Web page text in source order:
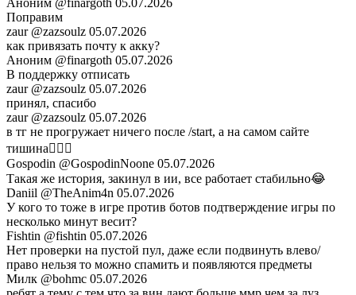
Аноним @finargoth 05.07.2026
Поправим
zaur @zazsoulz 05.07.2026
как привязать почту к акку?
Аноним @finargoth 05.07.2026
В поддержку отписать
zaur @zazsoulz 05.07.2026
принял, спасибо
zaur @zazsoulz 05.07.2026
в тг не прогружает ничего после /start, а на самом сайте
тишина🤷🏻‍♂️
Gospodin @GospodinNoone 05.07.2026
Такая же история, закинул в ии, все работает стабильно😂
Daniil @TheAnim4n 05.07.2026
У кого то тоже в игре против ботов подтверждение игры по
несколько минут весит?
Fishtin @fishtin 05.07.2026
Нет проверки на пустой пул, даже если подвинуть влево/
право нельзя то можно спамить и появляются предметы
Милк @bohmc 05.07.2026